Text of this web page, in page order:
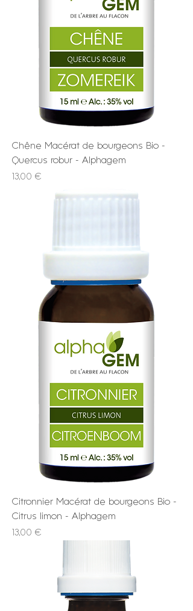
Chêne Macérat de bourgeons Bio -
Quercus robur - Alphagem
Prix
13,00 €
Citronnier Macérat de bourgeons Bio -
Citrus limon - Alphagem
Prix
13,00 €